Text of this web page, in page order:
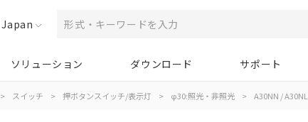
Japan
ソリューション ダウンロード サポート
> スイッチ > 押ボタンスイッチ/表示灯 > φ30:照光・非照光 > A30NN / A30NL